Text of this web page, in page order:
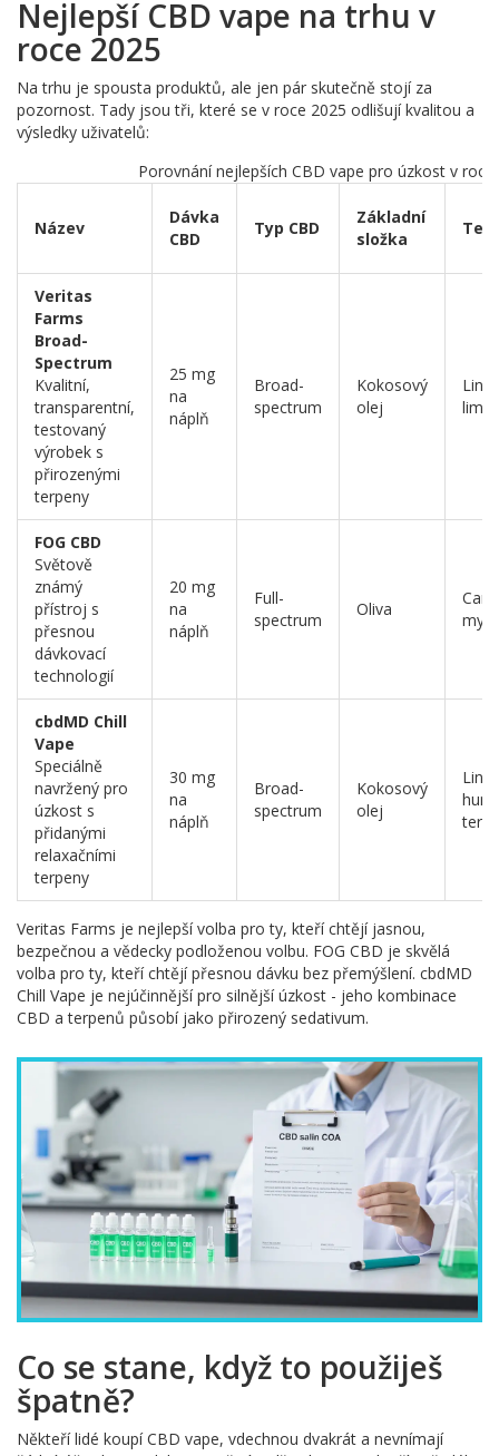
Nejlepší CBD vape na trhu v
roce 2025
Na trhu je spousta produktů, ale jen pár skutečně stojí za
pozornost. Tady jsou tři, které se v roce 2025 odlišují kvalitou a
výsledky uživatelů:
Porovnání nejlepších CBD vape pro úzkost v roce
Název
Dávka
CBD
Typ CBD
Základní
složka
Veritas
Farms
Broad-
Spectrum
Kvalitní,
transparentní,
testovaný
výrobek s
přirozenými
terpeny
25 mg
na
náplň
Broad-
spectrum
Kokosový
olej
FOG CBD
Světově
známý
přístroj s
přesnou
dávkovací
technologií
20 mg
na
náplň
Full-
spectrum
Oliva
cbdMD Chill
Vape
Speciálně
navržený pro
úzkost s
přidanými
relaxačními
terpeny
30 mg
na
náplň
Broad-
spectrum
Kokosový
olej
Veritas Farms je nejlepší volba pro ty, kteří chtějí jasnou,
bezpečnou a vědecky podloženou volbu. FOG CBD je skvělá
volba pro ty, kteří chtějí přesnou dávku bez přemýšlení. cbdMD
Chill Vape je nejúčinnější pro silnější úzkost - jeho kombinace
CBD a terpenů působí jako přirozený sedativum.
Co se stane, když to použiješ
špatně?
Někteří lidé koupí CBD vape, vdechnou dvakrát a nevnímají